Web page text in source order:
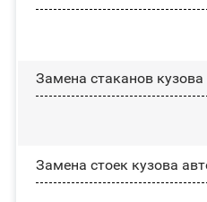
Замена стаканов
Замена стоек кузова